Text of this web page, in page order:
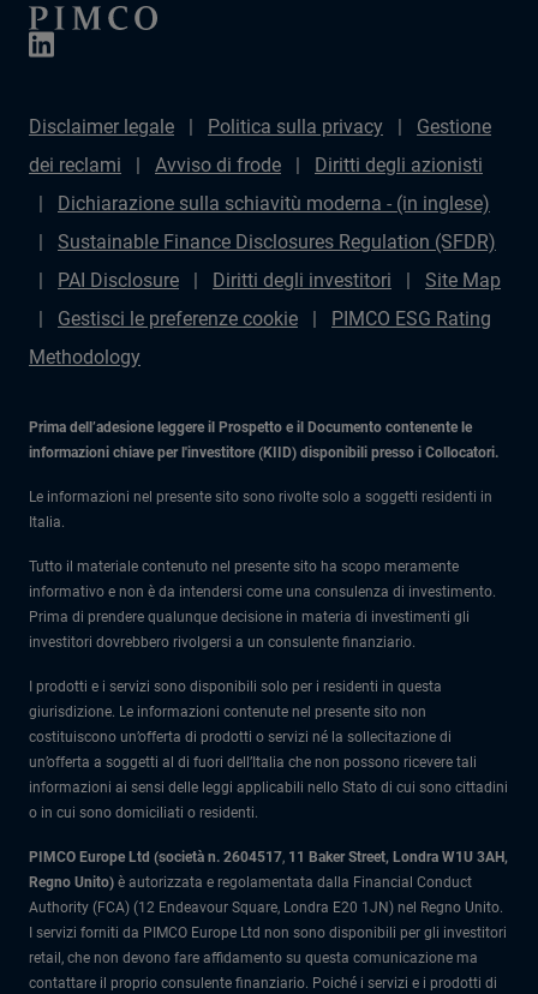
Disclaimer legale Politica sulla privacy
Gestione
dei reclami
Avviso di frode
Diritti degli azionisti
Dichiarazione sulla schiavitù moderna - (in inglese)
Sustainable Finance Disclosures Regulation (SFDR)
PAI Disclosure
Diritti degli investitori
Site Map
Gestisci le preferenze cookie
PIMCO ESG Rating
Methodology
Prima dell’adesione leggere il Prospetto e il Documento contenente le
informazioni chiave per l'investitore (KIID) disponibili presso i Collocatori.
Le informazioni nel presente sito sono rivolte solo a soggetti residenti in
Italia.
Tutto il materiale contenuto nel presente sito ha scopo meramente
informativo e non è da intendersi come una consulenza di investimento.
Prima di prendere qualunque decisione in materia di investimenti gli
investitori dovrebbero rivolgersi a un consulente finanziario.
I prodotti e i servizi sono disponibili solo per i residenti in questa
giurisdizione. Le informazioni contenute nel presente sito non
costituiscono un’offerta di prodotti o servizi né la sollecitazione di
un’offerta a soggetti al di fuori dell’Italia che non possono ricevere tali
informazioni ai sensi delle leggi applicabili nello Stato di cui sono cittadini
o in cui sono domiciliati o residenti.
PIMCO Europe Ltd (società n. 2604517, 11 Baker Street, Londra W1U 3AH,
Regno Unito) è autorizzata e regolamentata dalla Financial Conduct
Authority (FCA) (12 Endeavour Square, Londra E20 1JN) nel Regno Unito.
I servizi forniti da PIMCO Europe Ltd non sono disponibili per gli investitori
retail, che non devono fare affidamento su questa comunicazione ma
contattare il proprio consulente finanziario. Poiché i servizi e i prodotti di